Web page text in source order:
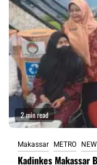
2 min read
Makassar METRO
Kadinkes Makassar